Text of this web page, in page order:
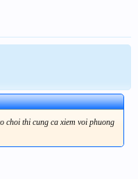
choi thi cung ca xiem voi phuong